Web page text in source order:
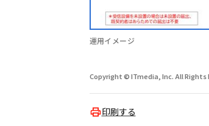
運用イメージ
Copyright © ITmedia, Inc. All Rights
印刷する